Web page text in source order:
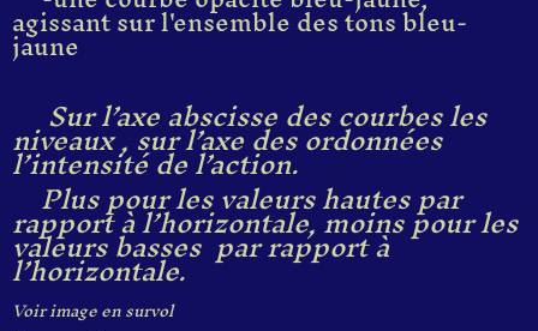
agissant sur l'ensemble des tons bleu-
jaune
Sur l’axe abscisse des courbes les
niveaux , sur l’axe des ordonnées
l’intensité de l’action.
Plus pour les valeurs hautes par
rapport à l’horizontale, moins pour les
valeurs basses par rapport à
l’horizontale.
Voir image en survol